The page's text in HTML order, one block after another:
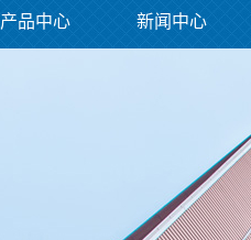
产品中心 新闻中心